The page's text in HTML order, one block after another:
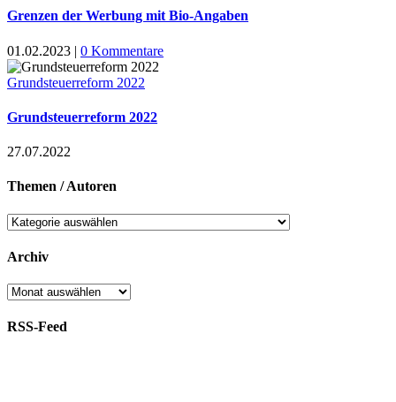
Grenzen der Werbung mit Bio-Angaben
01.02.2023 | 0 Kommentare
Grundsteuerreform 2022
Grundsteuerreform 2022
27.07.2022
Themen / Autoren
Themen
Autoren
Archiv
Archiv
RSS-Feed